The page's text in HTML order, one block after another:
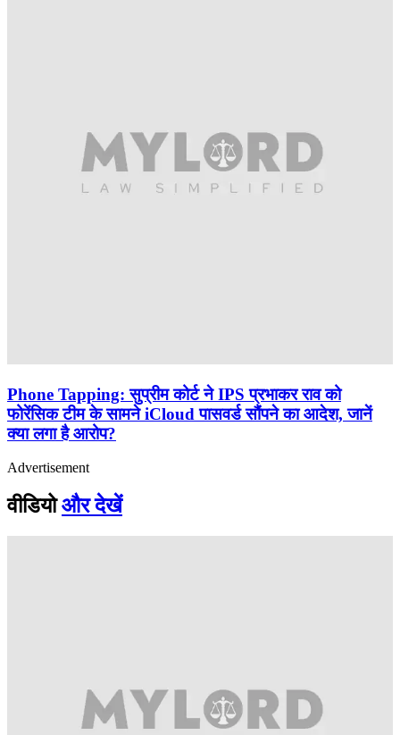
Phone Tapping: सुप्रीम कोर्ट ने IPS प्रभाकर राव को
फोरेंसिक टीम के सामने iCloud पासवर्ड सौंपने का आदेश, जानें
क्या लगा है आरोप?
Advertisement
वीडियोऔर देखें